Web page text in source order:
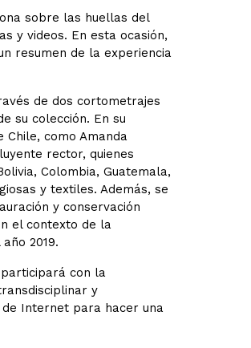
sobre las huellas del
y videos. En esta ocasión,
resumen de la experiencia
de dos cortometrajes
su colección. En su
Chile, como Amanda
rector, quienes
Colombia, Guatemala,
y textiles. Además, se
y conservación
el contexto de la
2019.
con la
y
Internet para hacer una